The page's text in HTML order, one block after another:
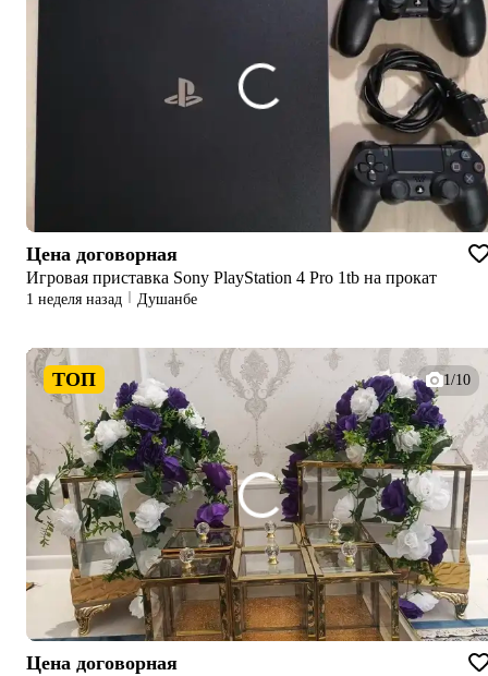
Цена договорная
Игровая приставка Sony PlayStation 4 Pro 1tb на прокат
1 неделя назад Душанбе
ТОП 1/10
Цена договорная